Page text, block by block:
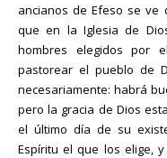
ancianos de Efeso se ve
que en la Iglesia de
hombres elegidos por
pastorear el pueblo de
necesariamente: habrá
pero la gracia de Dios
el último día de su
Espíritu el que los elige,